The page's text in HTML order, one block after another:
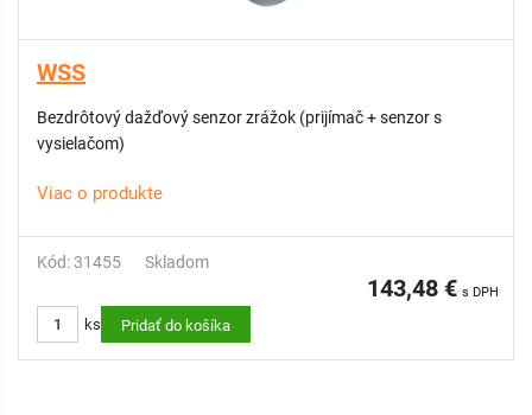
WSS
Bezdrôtový dažďový senzor zrážok (prijímač + senzor s
vysielačom)
Viac o produkte
Kód: 31455 Skladom
143,48 € s DPH
ks Pridať do košíka